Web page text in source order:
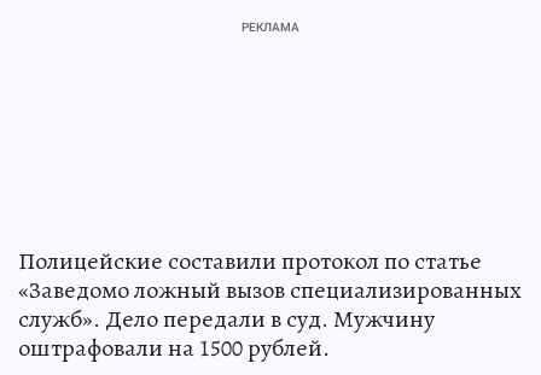
Полицейские составили протокол по статье
«Заведомо ложный вызов специализированных
служб». Дело передали в суд. Мужчину
оштрафовали на 1500 рублей.